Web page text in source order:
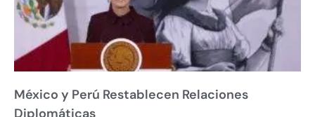
México y Perú Restablecen Relaciones
Diplomáticas